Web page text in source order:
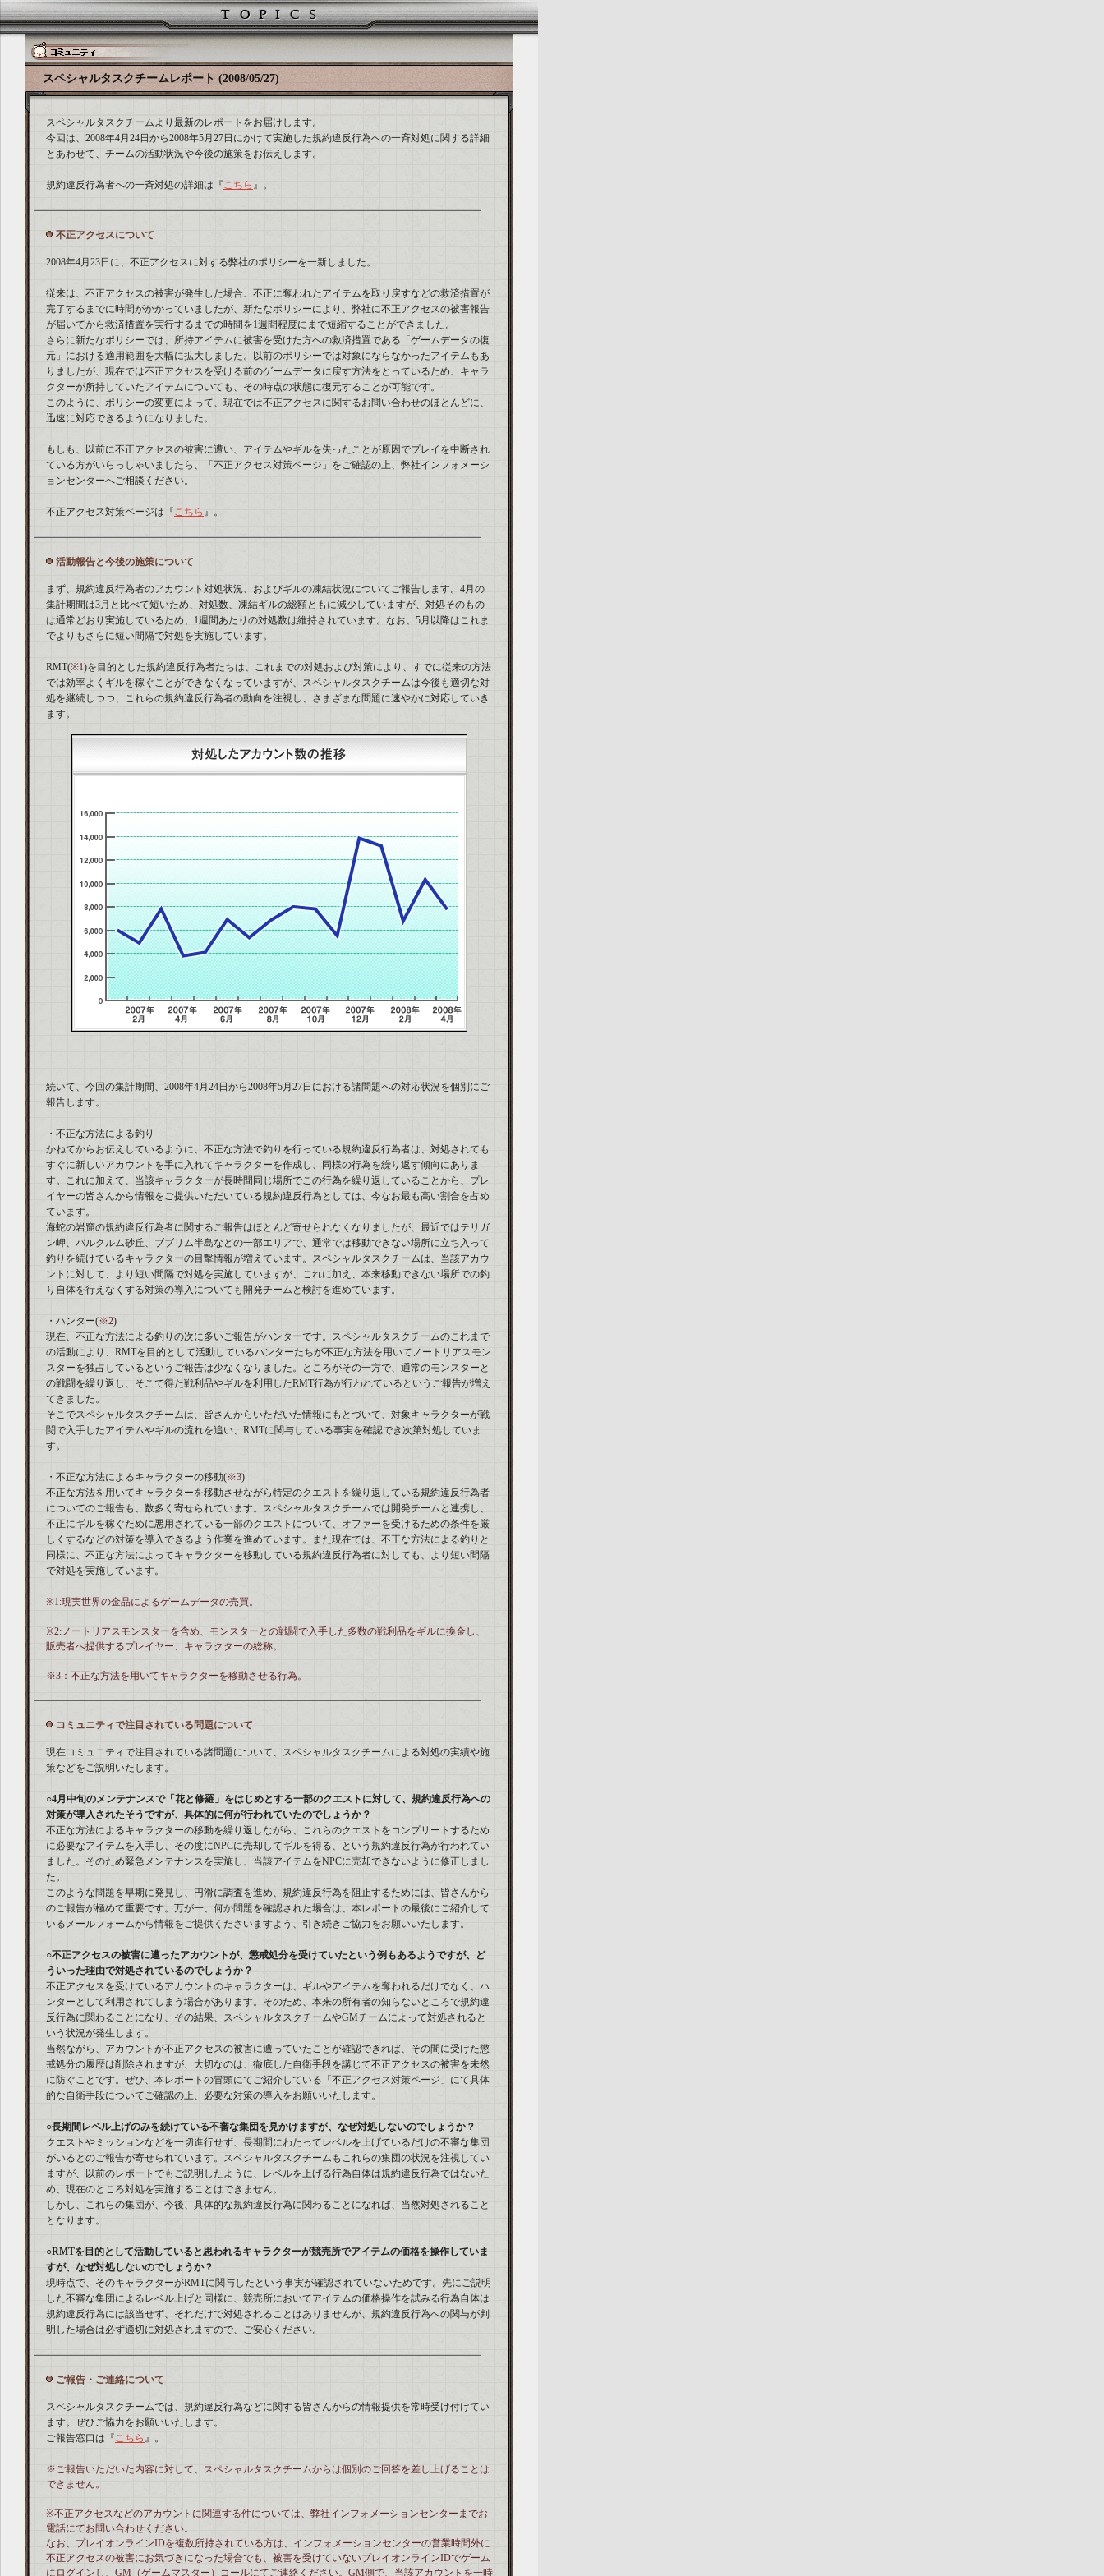
スペシャルタスクチームレポート (2008/05/27)
スペシャルタスクチームより最新のレポートをお届けします。
今回は、2008年4月24日から2008年5月27日にかけて実施した規約違反行為への一斉対処に関する詳細
とあわせて、チームの活動状況や今後の施策をお伝えします。
規約違反行為者への一斉対処の詳細は『こちら 』。
不正アクセスについて
2008年4月23日に、不正アクセスに対する弊社のポリシーを一新しました。
従来は、不正アクセスの被害が発生した場合、不正に奪われたアイテムを取り戻すなどの救済措置が
完了するまでに時間がかかっていましたが、新たなポリシーにより、弊社に不正アクセスの被害報告
が届いてから救済措置を実行するまでの時間を1週間程度にまで短縮することができました。
さらに新たなポリシーでは、所持アイテムに被害を受けた方への救済措置である「ゲームデータの復
元」における適用範囲を大幅に拡大しました。以前のポリシーでは対象にならなかったアイテムもあ
りましたが、現在では不正アクセスを受ける前のゲームデータに戻す方法をとっているため、キャラ
クターが所持していたアイテムについても、その時点の状態に復元することが可能です。
このように、ポリシーの変更によって、現在では不正アクセスに関するお問い合わせのほとんどに、
迅速に対応できるようになりました。
もしも、以前に不正アクセスの被害に遭い、アイテムやギルを失ったことが原因でプレイを中断され
ている方がいらっしゃいましたら、「不正アクセス対策ページ」をご確認の上、弊社インフォメーシ
ョンセンターへご相談ください。
不正アクセス対策ページは『こちら 』。
活動報告と今後の施策について
まず、規約違反行為者のアカウント対処状況、およびギルの凍結状況についてご報告します。4月の
集計期間は3月と比べて短いため、対処数、凍結ギルの総額ともに減少していますが、対処そのもの
は通常どおり実施しているため、1週間あたりの対処数は維持されています。なお、5月以降はこれま
でよりもさらに短い間隔で対処を実施しています。
RMT(※1)を目的とした規約違反行為者たちは、これまでの対処および対策により、すでに従来の方法
では効率よくギルを稼ぐことができなくなっていますが、スペシャルタスクチームは今後も適切な対
処を継続しつつ、これらの規約違反行為者の動向を注視し、さまざまな問題に速やかに対応していき
ます。
続いて、今回の集計期間、2008年4月24日から2008年5月27日における諸問題への対応状況を個別にご
報告します。
・不正な方法による釣り
かねてからお伝えしているように、不正な方法で釣りを行っている規約違反行為者は、対処されても
すぐに新しいアカウントを手に入れてキャラクターを作成し、同様の行為を繰り返す傾向にありま
す。これに加えて、当該キャラクターが長時間同じ場所でこの行為を繰り返していることから、プレ
イヤーの皆さんから情報をご提供いただいている規約違反行為としては、今なお最も高い割合を占め
ています。
海蛇の岩窟の規約違反行為者に関するご報告はほとんど寄せられなくなりましたが、最近ではテリガ
ン岬、バルクルム砂丘、ブブリム半島などの一部エリアで、通常では移動できない場所に立ち入って
釣りを続けているキャラクターの目撃情報が増えています。スペシャルタスクチームは、当該アカウ
ントに対して、より短い間隔で対処を実施していますが、これに加え、本来移動できない場所での釣
り自体を行えなくする対策の導入についても開発チームと検討を進めています。
・ハンター(※2)
現在、不正な方法による釣りの次に多いご報告がハンターです。スペシャルタスクチームのこれまで
の活動により、RMTを目的として活動しているハンターたちが不正な方法を用いてノートリアスモン
スターを独占しているというご報告は少なくなりました。ところがその一方で、通常のモンスターと
の戦闘を繰り返し、そこで得た戦利品やギルを利用したRMT行為が行われているというご報告が増え
てきました。
そこでスペシャルタスクチームは、皆さんからいただいた情報にもとづいて、対象キャラクターが戦
闘で入手したアイテムやギルの流れを追い、RMTに関与している事実を確認でき次第対処していま
す。
・不正な方法によるキャラクターの移動(※3)
不正な方法を用いてキャラクターを移動させながら特定のクエストを繰り返している規約違反行為者
についてのご報告も、数多く寄せられています。スペシャルタスクチームでは開発チームと連携し、
不正にギルを稼ぐために悪用されている一部のクエストについて、オファーを受けるための条件を厳
しくするなどの対策を導入できるよう作業を進めています。また現在では、不正な方法による釣りと
同様に、不正な方法によってキャラクターを移動している規約違反行為者に対しても、より短い間隔
で対処を実施しています。
※1:現実世界の金品によるゲームデータの売買。
※2:ノートリアスモンスターを含め、モンスターとの戦闘で入手した多数の戦利品をギルに換金し、
販売者へ提供するプレイヤー、キャラクターの総称。
※3：不正な方法を用いてキャラクターを移動させる行為。
コミュニティで注目されている問題について
現在コミュニティで注目されている諸問題について、スペシャルタスクチームによる対処の実績や施
策などをご説明いたします。
○4月中旬のメンテナンスで「花と修羅」をはじめとする一部のクエストに対して、規約違反行為への
対策が導入されたそうですが、具体的に何が行われていたのでしょうか？
不正な方法によるキャラクターの移動を繰り返しながら、これらのクエストをコンプリートするため
に必要なアイテムを入手し、その度にNPCに売却してギルを得る、という規約違反行為が行われてい
ました。そのため緊急メンテナンスを実施し、当該アイテムをNPCに売却できないように修正しまし
た。
このような問題を早期に発見し、円滑に調査を進め、規約違反行為を阻止するためには、皆さんから
のご報告が極めて重要です。万が一、何か問題を確認された場合は、本レポートの最後にご紹介して
いるメールフォームから情報をご提供くださいますよう、引き続きご協力をお願いいたします。
○不正アクセスの被害に遭ったアカウントが、懲戒処分を受けていたという例もあるようですが、ど
ういった理由で対処されているのでしょうか？
不正アクセスを受けているアカウントのキャラクターは、ギルやアイテムを奪われるだけでなく、ハ
ンターとして利用されてしまう場合があります。そのため、本来の所有者の知らないところで規約違
反行為に関わることになり、その結果、スペシャルタスクチームやGMチームによって対処されると
いう状況が発生します。
当然ながら、アカウントが不正アクセスの被害に遭っていたことが確認できれば、その間に受けた懲
戒処分の履歴は削除されますが、大切なのは、徹底した自衛手段を講じて不正アクセスの被害を未然
に防ぐことです。ぜひ、本レポートの冒頭にてご紹介している「不正アクセス対策ページ」にて具体
的な自衛手段についてご確認の上、必要な対策の導入をお願いいたします。
○長期間レベル上げのみを続けている不審な集団を見かけますが、なぜ対処しないのでしょうか？
クエストやミッションなどを一切進行せず、長期間にわたってレベルを上げているだけの不審な集団
がいるとのご報告が寄せられています。スペシャルタスクチームもこれらの集団の状況を注視してい
ますが、以前のレポートでもご説明したように、レベルを上げる行為自体は規約違反行為ではないた
め、現在のところ対処を実施することはできません。
しかし、これらの集団が、今後、具体的な規約違反行為に関わることになれば、当然対処されること
となります。
○RMTを目的として活動していると思われるキャラクターが競売所でアイテムの価格を操作していま
すが、なぜ対処しないのでしょうか？
現時点で、そのキャラクターがRMTに関与したという事実が確認されていないためです。先にご説明
した不審な集団によるレベル上げと同様に、競売所においてアイテムの価格操作を試みる行為自体は
規約違反行為には該当せず、それだけで対処されることはありませんが、規約違反行為への関与が判
明した場合は必ず適切に対処されますので、ご安心ください。
ご報告・ご連絡について
スペシャルタスクチームでは、規約違反行為などに関する皆さんからの情報提供を常時受け付けてい
ます。ぜひご協力をお願いいたします。
ご報告窓口は『こちら 』。
※ご報告いただいた内容に対して、スペシャルタスクチームからは個別のご回答を差し上げることは
できません。
※不正アクセスなどのアカウントに関連する件については、弊社インフォメーションセンターまでお
電話にてお問い合わせください。
なお、プレイオンラインIDを複数所持されている方は、インフォメーションセンターの営業時間外に
不正アクセスの被害にお気づきになった場合でも、被害を受けていないプレイオンラインIDでゲーム
にログインし、GM（ゲームマスター）コールにてご連絡ください。GM側で、当該アカウントを一時